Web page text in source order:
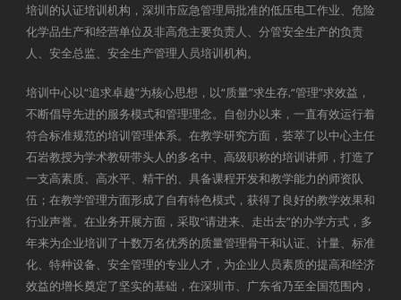
培训的认证培训机构，深圳市应急管理局批准的低压电工作业、危险
化学品生产和经营单位及非高危主要负责人、分管安全生产的负责
人、安全总监、安全生产管理人员培训机构。
培训中心以“追求卓越”为核心思想，以“质量”求生存,“管理”求效益，
不断倡导先进的服务模式和管理理念。自创办以来，一直有效运行着
符合标准规范的培训管理体系。在教学研究方面，荟萃了以中心主任
石岩教授为学术教研带头人的多名中、高级职称的培训讲师，打造了
一支高素质、高水平、精干的、具备课程开发和教学能力的师资队
伍；在教学管理方面形成了自有特色模式，获得了良好的教学效果和
行业声誉。在业务开展方面，采取“请进来、走出去”的办学方式，多
年来为企业培训了十数万名优秀的质量管理骨干和认证、计量、标准
化、特种设备、安全管理的专业人才，为企业人员素质的提高和经济
效益的增长奠定了坚实的基础，在深圳市、广东省乃至全国范围内，